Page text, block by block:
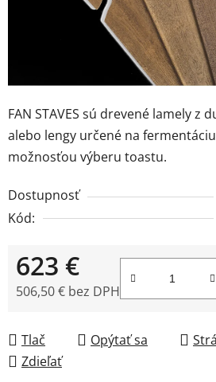
FAN STAVES sú drevené lamely z
alebo lengy určené na
možnosťou výberu toastu.
Dostupnosť
Kód:
623 €
506,50 € bez DPH
Tlač Opýtať sa
Zdieľať